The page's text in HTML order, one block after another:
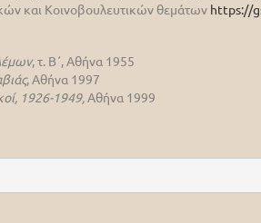
και Κοινοβουλευτικών θεμάτων https://
, τ. Β΄, Αθήνα 1955
, Αθήνα 1997
1926-1949,Αθήνα 1999